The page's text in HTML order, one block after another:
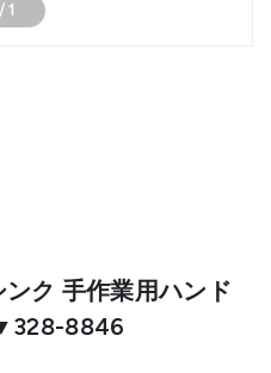
/ 1
ク 手作業用ハンド
8846